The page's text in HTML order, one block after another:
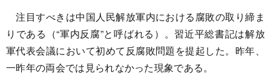
注目すべきは中国人民解放軍内における腐敗の取り締ま
りである（“軍内反腐”と呼ばれる）。習近平総書記は解放
軍代表会議において初めて反腐敗問題を提起した。昨年、
一昨年の両会では見られなかった現象である。